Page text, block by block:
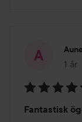
1 år
5
Fantastisk